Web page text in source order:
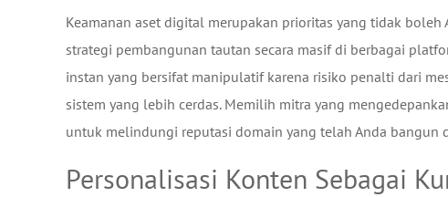
Keamanan aset digital merupakan prioritas yang tidak
strategi pembangunan tautan secara masif di berbagai
instan yang bersifat manipulatif karena risiko penalti dari
sistem yang lebih cerdas. Memilih mitra yang
untuk melindungi reputasi domain yang telah Anda bangun
Personalisasi Konten Sebagai